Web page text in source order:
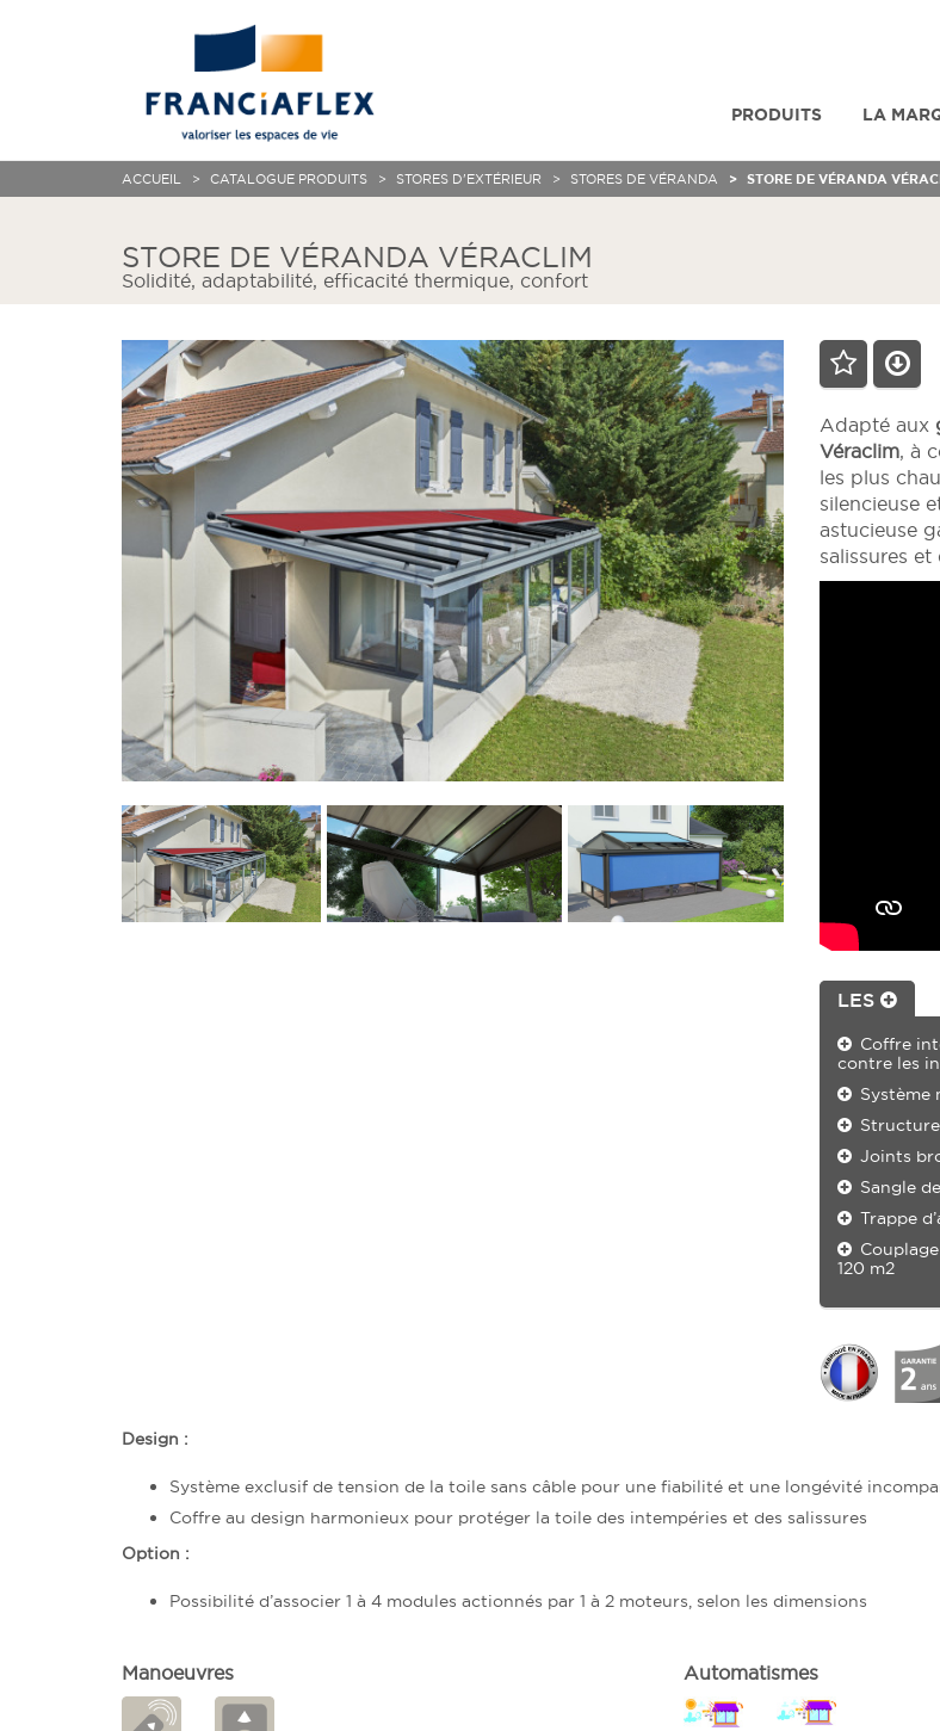
PRODUITS LA
ACCUEIL CATALOGUE PRODUITS STORES D'EXTÉRIEUR STORES DE VÉRANDA STORE DE VÉRANDA
STORE DE VÉRANDA VÉRACLIM
Solidité, adaptabilité, efficacité thermique, confort
Adapté aux
Véraclim, à
les plus
silencieuse
astucieuse
salissures et
LES
Coffre
contre les
Système
Joints
Sangle
Trappe
120 m2
Design :
Système exclusif de tension de la toile sans câble pour une fiabilité et une longévité
Coffre au design harmonieux pour protéger la toile des intempéries et des salissures
Option :
Possibilité d’associer 1 à 4 modules actionnés par 1 à 2 moteurs, selon les dimensions
Manoeuvres Automatismes